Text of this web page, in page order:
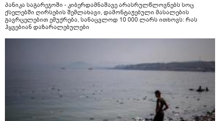
პანიკა საგარეჯოში - კიბერდამნაშავე არასრულწლოვნებს სოც
ქსელებში ღირსების შემლახავი, დამონტაჟებული მასალების
გავრცელებით ემუქრება, სანაცვლოდ 10 000 ლარს ითხოვს: რას
ჰყვებიან დაზარალებულები